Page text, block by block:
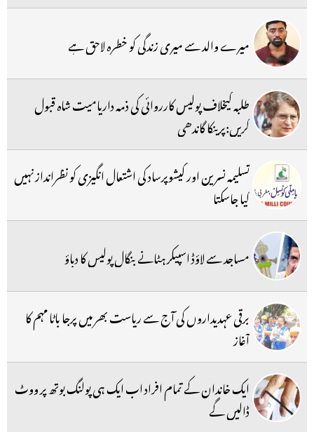
میرے والد سے میری زندگی کو خطرہ لاحق ہے
طلبہ کیخلاف پولیس کارروائی کی ذمہ داریامیت شاہ قبول
کریں:پرینکا گاندھی
تسلیمہ نسرین اور کیشوپرساد کی اشتعال انگیزی کو نظرانداز نہیں
کیا جاسکتا
مساجد سے لاؤڈ اسپیکر ہٹانے بنگال پولیس کا دباؤ
برقی عہدیداروں کی آج سے ریاست بھر میں پرجا باٹا مہم کا
آغاز
ایک خاندان کے تمام افراد اب ایک ہی پولنگ بوتھ پر ووٹ
ڈالیں گے